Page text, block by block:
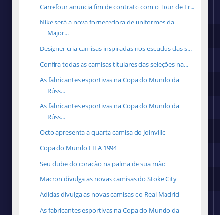
Carrefour anuncia fim de contrato com o Tour de Fr...
Nike será a nova fornecedora de uniformes da
Major...
Designer cria camisas inspiradas nos escudos das s...
Confira todas as camisas titulares das seleções na...
As fabricantes esportivas na Copa do Mundo da
Rúss...
As fabricantes esportivas na Copa do Mundo da
Rúss...
Octo apresenta a quarta camisa do Joinville
Copa do Mundo FIFA 1994
Seu clube do coração na palma de sua mão
Macron divulga as novas camisas do Stoke City
Adidas divulga as novas camisas do Real Madrid
As fabricantes esportivas na Copa do Mundo da